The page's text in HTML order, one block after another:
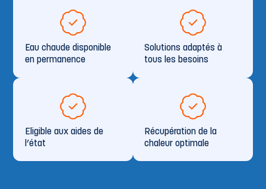
Eau chaude disponible
en permanence
Solutions adaptés à
tous les besoins
Eligible aux aides de
l’état
Récupération de la
chaleur optimale